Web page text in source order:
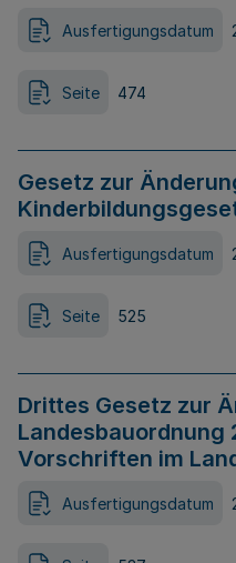
Ausfertigungsdatum
Seite 474
Gesetz zur
Ausfertigungsdatum
Seite 525
Drittes Gesetz zur
Landesbauordnung
Vorschriften im
Ausfertigungsdatum